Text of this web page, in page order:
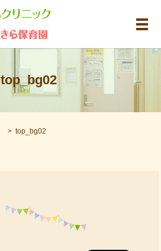
メ
top_bg02
top_bg02